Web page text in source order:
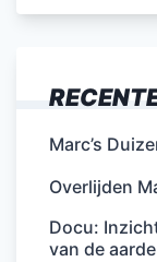
Marc’s
Overlijden
Docu:
van de